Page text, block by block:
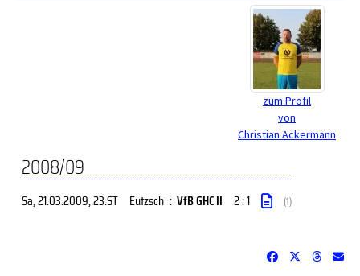
zum Profil
von
Christian Ackermann
2008/09
Sa, 21.03.2009, 23.ST Eutzsch : VfB GHC II 2 : 1 (1)